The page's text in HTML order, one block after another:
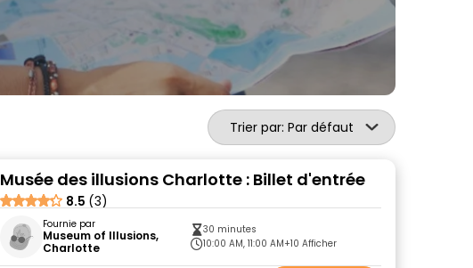
Trier par: Par défaut
Musée des illusions Charlotte : Billet d'entrée
8.5 (3)
Fournie par
Museum of Illusions,
Charlotte
30 minutes
10:00 AM, 11:00 AM+10 Afficher